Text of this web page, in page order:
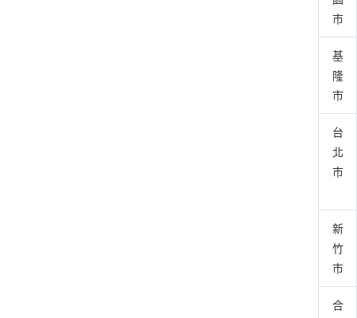
市
基
隆
市
台
北
市
新
竹
市
合